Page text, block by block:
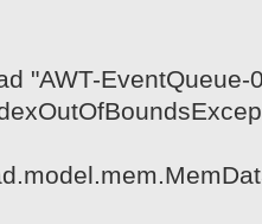
"AWT-EventQueue-